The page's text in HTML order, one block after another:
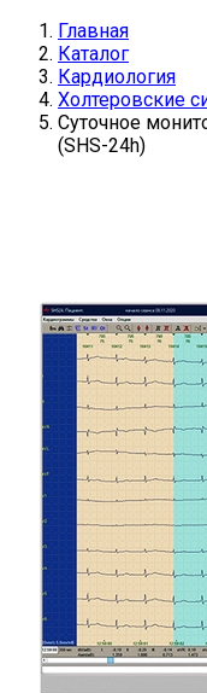
Главная
Каталог
Кардиология
Холтеровские
Суточное
(SHS-24h)